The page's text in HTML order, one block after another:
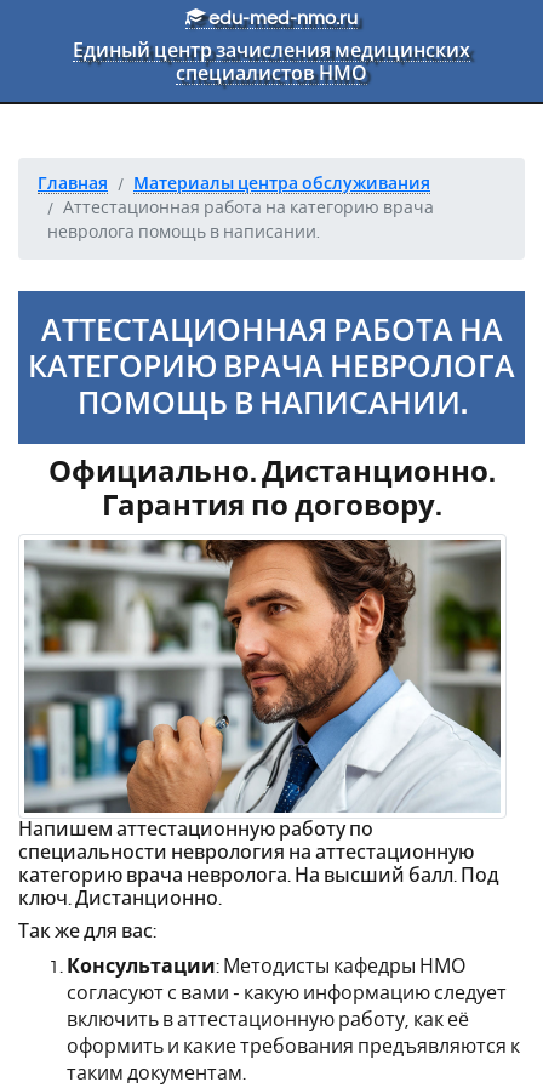
Перейти к основному текстуedu-med-nmo.ru
Единый центр зачисления медицинских
специалистов НМО
Главная
Материалы центра обслуживания
Аттестационная работа на категорию врача
невролога помощь в написании.
АТТЕСТАЦИОННАЯ РАБОТА НА
КАТЕГОРИЮ ВРАЧА НЕВРОЛОГА
ПОМОЩЬ В НАПИСАНИИ.
Официально. Дистанционно.
Гарантия по договору.
Напишем аттестационную работу по
специальности неврология на аттестационную
категорию врача невролога. На высший балл. Под
ключ. Дистанционно.
Так же для вас:
Консультации: Методисты кафедры НМО
согласуют с вами - какую информацию следует
включить в аттестационную работу, как её
оформить и какие требования предъявляются к
таким документам.